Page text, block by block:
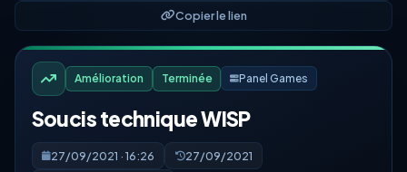
Copier le lien
Amélioration Terminée Panel Games
Soucis technique WISP
27/09/2021 · 16:26
27/09/2021